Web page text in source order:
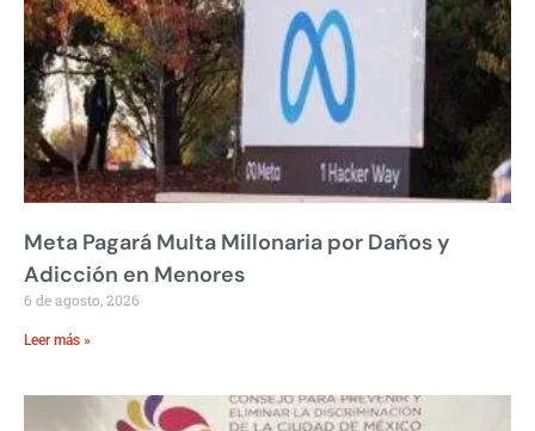
Meta Pagará Multa Millonaria por Daños y
Adicción en Menores
6 de agosto, 2026
Leer más »